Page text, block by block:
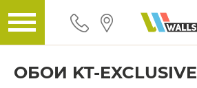
ОБОИ KT-EXCLUSIVE